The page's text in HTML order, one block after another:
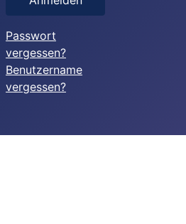
Passwort
vergessen?
Benutzername
vergessen?